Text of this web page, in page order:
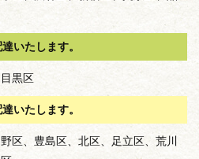
いたします。
黒区
いたします。
区、豊島区、北区、足立区、荒川